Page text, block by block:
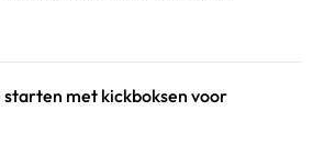
met kickboksen voor